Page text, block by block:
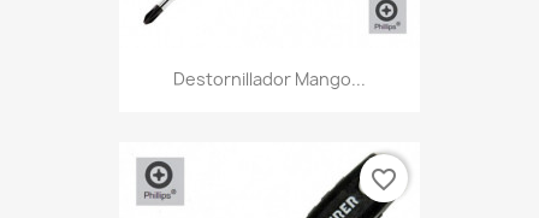
Destornillador Mango...
favorite_border